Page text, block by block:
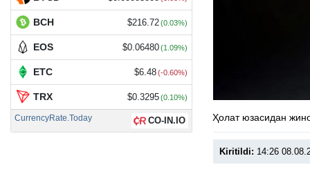
BCH $216.72 (0.03%)
EOS $0.06480 (1.09%)
ETC $6.48 (-0.60%)
TRX $0.3295 (0.10%)
CurrencyRate.Today CO-IN.IO Ҳолат юзасидан
Kiritildi: 14:26